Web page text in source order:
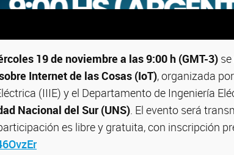
19 de noviembre a las 9:00 h (GMT-3)
Internet de las Cosas (IoT), organizada
(IIIE) y el Departamento de Ingeniería
Nacional del Sur (UNS). El evento será
es libre y gratuita, con inscripción